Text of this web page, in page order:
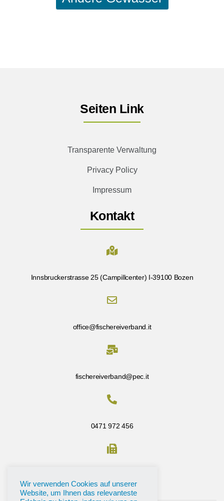
Seiten Link
Transparente Verwaltung
Privacy Policy
Impressum
Kontakt
Innsbruckerstrasse 25 (Campillcenter) I-39100 Bozen
office@fischereiverband.it
fischereiverband@pec.it
0471 972 456
Wir verwenden Cookies auf unserer
Website, um Ihnen das relevanteste